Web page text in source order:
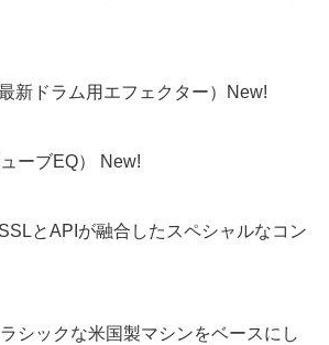
最新ドラム用エフェクター）New!
ューブEQ） New!
SSLとAPIが融合したスペシャルなコン
ラシックな米国製マシンをベースにし